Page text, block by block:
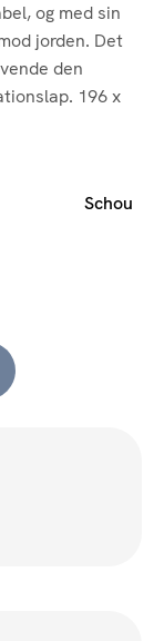
og med sin
jorden. Det
den
196 x
Schou